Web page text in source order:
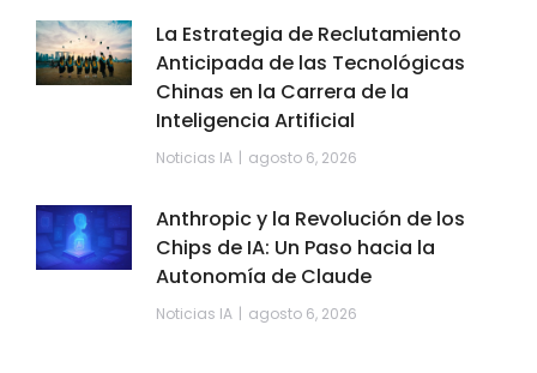
La Estrategia de Reclutamiento
Anticipada de las Tecnológicas
Chinas en la Carrera de la
Inteligencia Artificial
Noticias IA agosto 6, 2026
Anthropic y la Revolución de los
Chips de IA: Un Paso hacia la
Autonomía de Claude
Noticias IA agosto 6, 2026